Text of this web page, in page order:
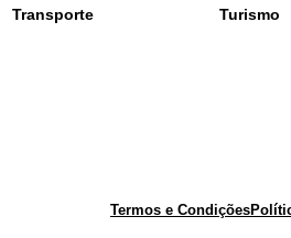
Transporte Turismo
Termos e Condições